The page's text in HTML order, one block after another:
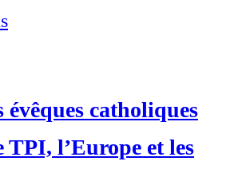
évêques catholiques
TPI, l’Europe et les